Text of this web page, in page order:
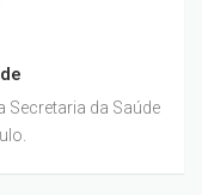
da Saúde